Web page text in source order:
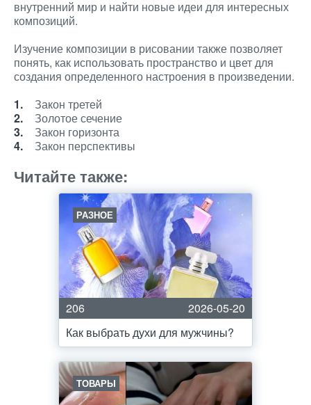
внутренний мир и найти новые идеи для интересных
композиций.
Изучение композиции в рисовании также позволяет
понять, как использовать пространство и цвет для
создания определенного настроения в произведении.
Закон третей
Золотое сечение
Закон горизонта
Закон перспективы
Читайте также:
РАЗНОЕ
206
2026-05-20
Как выбрать духи для мужчины?
ТОВАРЫ